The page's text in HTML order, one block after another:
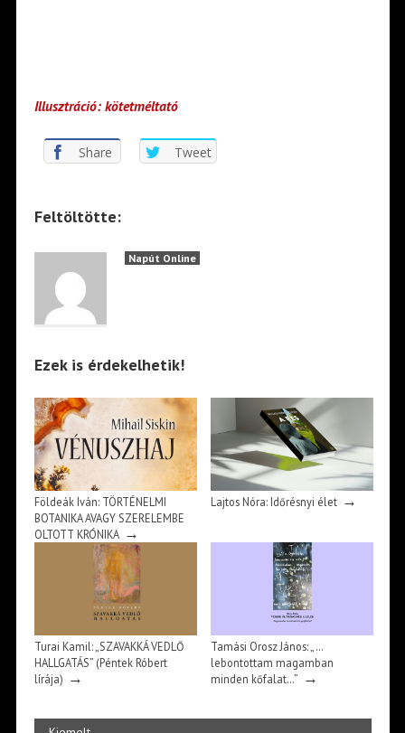
Illusztráció: kötetméltató
Share Tweet
Feltöltötte:
Napút Online
Ezek is érdekelhetik!
Földeák Iván: TÖRTÉNELMI
BOTANIKA AVAGY SZERELEMBE
OLTOTT KRÓNIKA→
Lajtos Nóra: Időrésnyi élet→
Turai Kamil: „SZAVAKKÁ VEDLŐ
HALLGATÁS” (Péntek Róbert
lírája) →
Tamási Orosz János: „…
lebontottam magamban
minden kőfalat…” →